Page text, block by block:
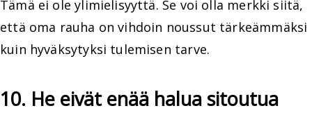
Tämä ei ole ylimielisyyttä. Se voi olla merkki siitä,
että oma rauha on vihdoin noussut tärkeämmäksi
kuin hyväksytyksi tulemisen tarve.
10. He eivät enää halua sitoutua